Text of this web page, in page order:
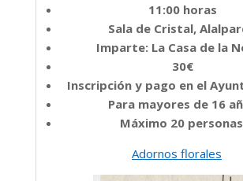
11:00 horas
Sala de Cristal,
Imparte: La Casa de la
30€
Inscripción y pago en el
Para mayores de 16
Máximo 20 personas
Adornos florales